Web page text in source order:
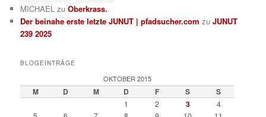
MICHAEL zuOberkrass.
Der beinahe erste letzte JUNUT | pfadsucher.com zuJUNUT
239 2025
BLOGEINTRÄGE
OKTOBER 2015
M D M D F S S
1 2 3
4